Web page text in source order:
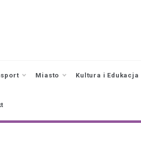
Miasto Kultura i Edukacja